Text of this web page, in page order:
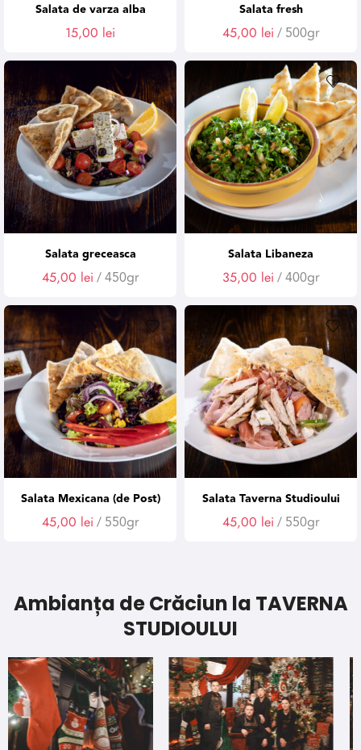
Salata de varza alba
15,00 lei
Salata fresh
45,00 lei / 500gr
Salata greceasca
45,00 lei / 450gr
Salata Libaneza
35,00 lei / 400gr
Salata Mexicana (de Post)
45,00 lei / 550gr
Salata Taverna Studioului
45,00 lei / 550gr
Ambianța de Crăciun la TAVERNA
STUDIOULUI